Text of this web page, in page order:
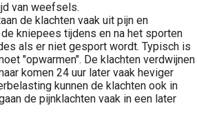
van weefsels.
de klachten vaak uit pijn en
kniepees tijdens en na het sporten
als er niet gesport wordt. Typisch is
"opwarmen". De klachten verdwijnen
komen 24 uur later vaak heviger
kunnen de klachten ook in
de pijnklachten vaak in een later